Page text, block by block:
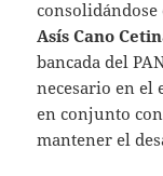
Asís Cano
bancada del
necesario en el
en conjunto
mantener el